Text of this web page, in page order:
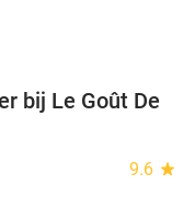
39%
bij Le Goût De
9.6 star